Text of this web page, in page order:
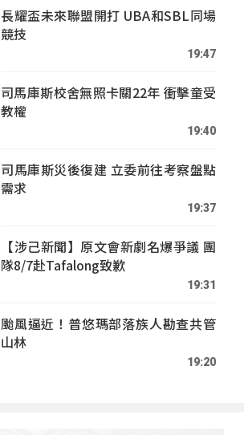
長耀盃未來聯盟開打 UBA和SBL同場
競技
19:47
司馬庫斯校舍無照卡關22年 衝擊童受
教權
19:40
司馬庫斯災後復建 立委前往考察盤點
需求
19:37
【涉己新聞】原文會新劇名爆爭議 團
隊8/7赴Tafalong致歉
19:31
颱風逼近！普悠瑪部落族人勘查共管
山林
19:20